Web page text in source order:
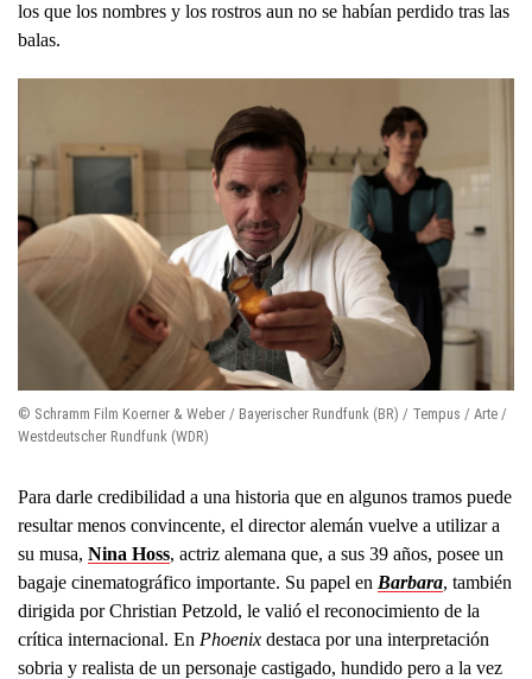
los que los nombres y los rostros aun no se habían perdido tras las
balas.
© Schramm Film Koerner & Weber / Bayerischer Rundfunk (BR) / Tempus / Arte /
Westdeutscher Rundfunk (WDR)
Para darle credibilidad a una historia que en algunos tramos puede
resultar menos convincente, el director alemán vuelve a utilizar a
su musa, Nina Hoss, actriz alemana que, a sus 39 años, posee un
bagaje cinematográfico importante. Su papel en Barbara, también
dirigida por Christian Petzold, le valió el reconocimiento de la
crítica internacional. En Phoenix destaca por una interpretación
sobria y realista de un personaje castigado, hundido pero a la vez